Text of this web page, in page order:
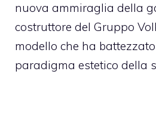
nuova ammiraglia della
costruttore del Gruppo
modello che ha
paradigma estetico della